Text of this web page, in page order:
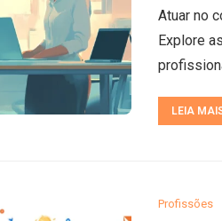
Atuar no
Explore
LEIA
Profissões